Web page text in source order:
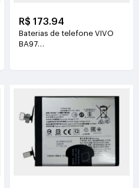
R$ 173.94
Baterias de telefone VIVO
BA97